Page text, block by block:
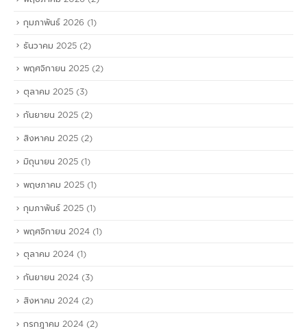
กุมภาพันธ์ 2026 (1)
ธันวาคม 2025 (2)
พฤศจิกายน 2025 (2)
ตุลาคม 2025 (3)
กันยายน 2025 (2)
สิงหาคม 2025 (2)
มิถุนายน 2025 (1)
พฤษภาคม 2025 (1)
กุมภาพันธ์ 2025 (1)
พฤศจิกายน 2024 (1)
ตุลาคม 2024 (1)
กันยายน 2024 (3)
สิงหาคม 2024 (2)
กรกฎาคม 2024 (2)